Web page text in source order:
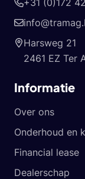
+31 (0)172
Harsweg 21
2461 EZ Ter
Informatie
Over ons
Onderhoud en
Financial lease
Dealerschap